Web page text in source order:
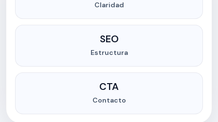
Claridad
SEO
Estructura
CTA
Contacto